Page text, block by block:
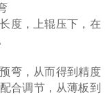
度，上辊压下，在
弯，从而得到精度
合调节，从薄板到